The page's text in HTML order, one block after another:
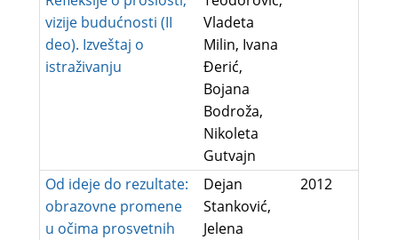
vizije budućnosti (II
deo). Izveštaj o
istraživanju
Vladeta
Milin, Ivana
Đerić,
Bojana
Bodroža,
Nikoleta
Gutvajn
Od ideje do rezultate:
obrazovne promene
u očima prosvetnih
Dejan
Stanković,
Jelena
2012